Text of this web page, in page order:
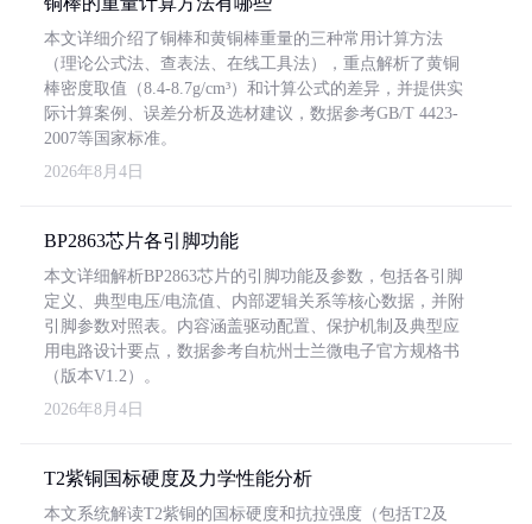
本文详细介绍了铜棒和黄铜棒重量的三种常用计算方法
（理论公式法、查表法、在线工具法），重点解析了黄铜
棒密度取值（8.4-8.7g/cm³）和计算公式的差异，并提供实
际计算案例、误差分析及选材建议，数据参考GB/T 4423-
2007等国家标准。
2026年8月4日
BP2863芯片各引脚功能
本文详细解析BP2863芯片的引脚功能及参数，包括各引脚
定义、典型电压/电流值、内部逻辑关系等核心数据，并附
引脚参数对照表。内容涵盖驱动配置、保护机制及典型应
用电路设计要点，数据参考自杭州士兰微电子官方规格书
（版本V1.2）。
2026年8月4日
T2紫铜国标硬度及力学性能分析
本文系统解读T2紫铜的国标硬度和抗拉强度（包括T2及